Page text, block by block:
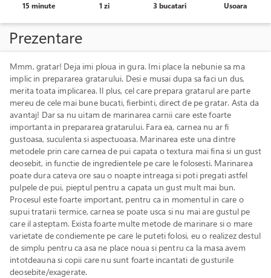
15 minute
1 zi
3 bucatari
Usoara
Prezentare
Mmm, gratar! Deja imi ploua in gura. Imi place la nebunie sa ma
implic in prepararea gratarului. Desi e musai dupa sa faci un dus,
merita toata implicarea. Il plus, cel care prepara gratarul are parte
mereu de cele mai bune bucati, fierbinti, direct de pe gratar. Asta da
avantaj! Dar sa nu uitam de marinarea carnii care este foarte
importanta in prepararea gratarului. Fara ea, carnea nu ar fi
gustoasa, suculenta si aspectuoasa. Marinarea este una dintre
metodele prin care carnea de pui capata o textura mai fina si un gust
deosebit, in functie de ingredientele pe care le folosesti. Marinarea
poate dura cateva ore sau o noapte intreaga si poti pregati astfel
pulpele de pui, pieptul pentru a capata un gust mult mai bun.
Procesul este foarte important, pentru ca in momentul in care o
supui tratarii termice, carnea se poate usca si nu mai are gustul pe
care il asteptam. Exista foarte multe metode de marinare si o mare
varietate de condiemente pe care le puteti folosi, eu o realizez destul
de simplu pentru ca asa ne place noua si pentru ca la masa avem
intotdeauna si copii care nu sunt foarte incantati de gusturile
deosebite/exagerate.